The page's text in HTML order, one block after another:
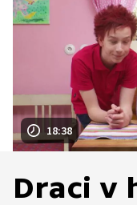
18:38
Draci v